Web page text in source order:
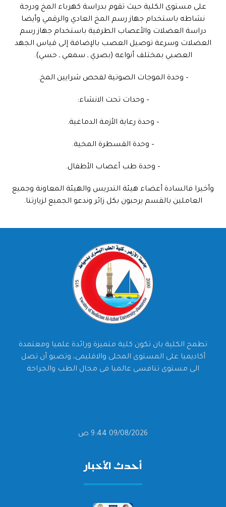
على مستوى الكلية حيث تقوم بدراسة كهرباء المخ ودرجة
نشاطه باستخدام جهاز رسم المخ العادي والرقمي وأيضا
دراسة العضلات والأعصاب الطرفية باستخدام جهاز رسم
العضلات وسرعة توصيل العصب بالإضافة إلى قياس الجهد
العصبي بمختلف أنواعه (بصري ـ سمعي ـ حسي).
– وحدة الموجات الصوتية لفحص شرايين المخ.
– وحدات تحت الانشاء:
– وحدة رعاية الأزمة الدماغية.
– وحدة القسطرة المخية.
– وحدة طب أعصاب الأطفال.
وأخيرا فالسادة أعضاء هيئة التدريس والهيئة المعاونة وجميع
العاملين بالقسم يرحبون بكل زائر وندعو الجميع لزيارتنا.
تطمح الكلية بان تكون كلية متميزة ورائدة علميا ومعتمدة
أكاديميا على المستوى المحلى والاقليمى، وتصبو أن تصل
الى مستوى تنافسى عالميا فى مجال الطب والجراحة
09/08/2026 9:44 ص
أحدث الأخبار